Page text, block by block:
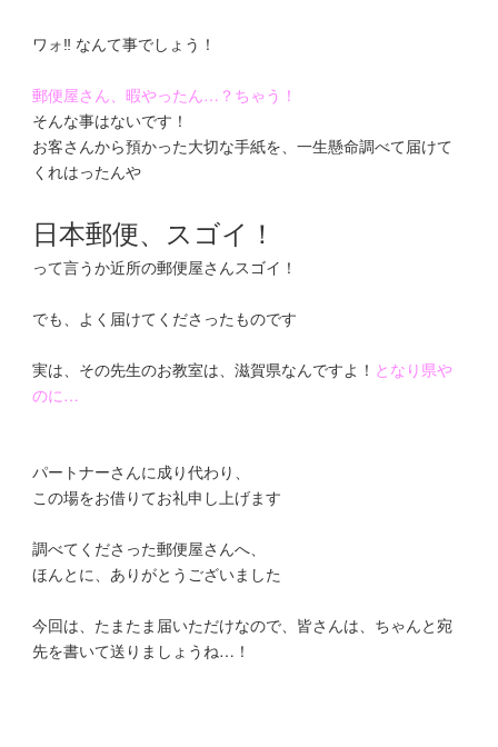
ワォ‼️ なんて事でしょう！
郵便屋さん、暇やったん…？ちゃう！
そんな事はないです！
お客さんから預かった大切な手紙を、一生懸命調べて届けて
くれはったんや
日本郵便、スゴイ！
って言うか近所の郵便屋さんスゴイ！
でも、よく届けてくださったものです
実は、その先生のお教室は、滋賀県なんですよ！ となり県や
のに…
パートナーさんに成り代わり、
この場をお借りてお礼申し上げます
調べてくださった郵便屋さんへ、
ほんとに、ありがとうございました
今回は、たまたま届いただけなので、皆さんは、ちゃんと宛
先を書いて送りましょうね…！